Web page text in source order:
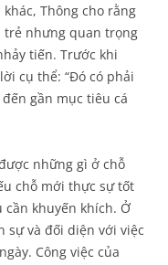
Thông cho rằng
trẻ nhưng quan trọng
tiến. Trước khi
cụ thể: “Đó có phải
gần mục tiêu cá
những gì ở chỗ
chỗ mới thực sự tốt
khuyến khích. Ở
sự và đối diện với việc
Công việc của